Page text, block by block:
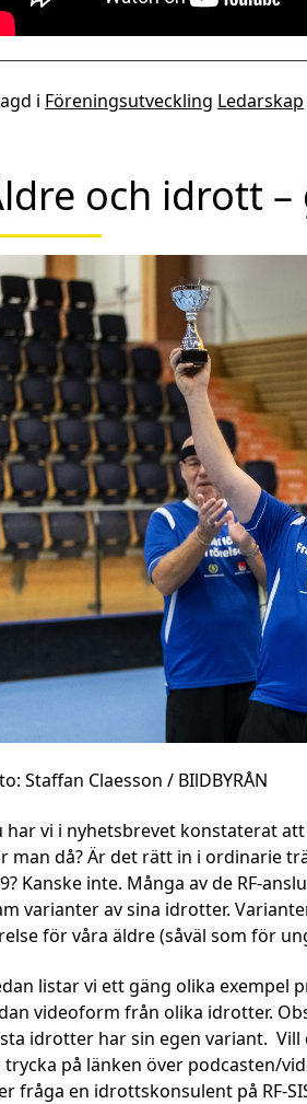
i Föreningsutveckling Ledarskap
och idrott –
Staffan Claesson / BIlDBYRÅN
har vi i nyhetsbrevet konstaterat
man då? Är det rätt in i ordinarie
Kanske inte. Många av de RF-
varianter av sina idrotter.
för våra äldre (såväl som för
listar vi ett gäng olika exempel
videoform från olika idrotter.
idrotter har sin egen variant.
trycka på länken över podcasten/
fråga en idrottskonsulent på RF-